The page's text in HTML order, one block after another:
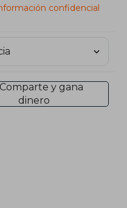
confidencial
Comparte y gana
dinero